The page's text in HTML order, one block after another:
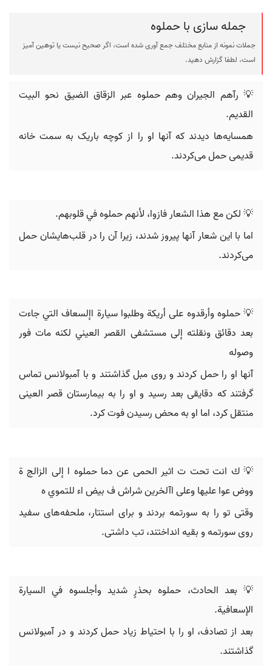
جمله سازی با حملوه
جملات نمونه از منابع مختلف جمع آوری شده است، اگر صحیح نیست یا توهین آمیز
است، لطفا گزارش دهید.
💡 رآهم الجيران وهم حملوه عبر الزقاق الضيق نحو البيت
القديم.
همسایه‌ها دیدند که آنها او را از کوچه باریک به سمت خانه
قدیمی حمل می‌کردند.
💡 لكن مع هذا الشعار فازوا، لأنهم حملوه في قلوبهم.
اما با این شعار آنها پیروز شدند، زیرا آن را در قلب‌هایشان حمل
می‌کردند.
💡 ‬حملوه وأرقدوه على أريكة وطلبوا سيارة‬ ‫اإلسعاف التي جاءت
بعد دقائق ونقلته إلى مستشفى القصر العيني لكنه‬ ‫مات فور
وصوله‪
آنها او را حمل کردند و روی مبل گذاشتند و با آمبولانس تماس
گرفتند که دقایقی بعد رسید و او را به بیمارستان قصر العینی
منتقل کرد، اما او به محض رسیدن فوت کرد.
💡 ك انت تحت ت اثير‬ ‫الحمى عن دما حملوه ا إلى الزالج ة
ووض عوا‬ ‫عليها وعلى اآلخرين شراش ف بيض اء للتموي ه‪
وقتی تو را به سورتمه بردند و برای استتار، ملحفه‌های سفید
روی سورتمه و بقیه انداختند، تب داشتی.
💡 بعد الحادث، حملوه بحذرٍ شديد وأجلسوه في السيارة
الإسعافية.
بعد از تصادف، او را با احتیاط زیاد حمل کردند و در آمبولانس
گذاشتند.